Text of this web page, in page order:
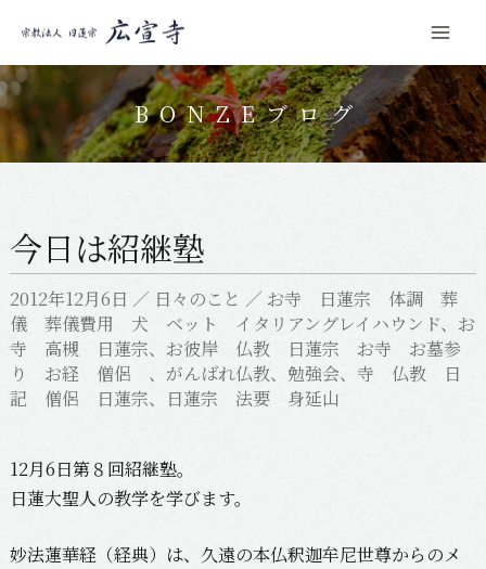
コ
ン
ン
ス
ッ
プ
BONZEブログ
今日は紹継塾
2012年12月6日 ／ 日々のこと ／ お寺 日蓮宗 体調 葬
儀 葬儀費用 犬 ベット イタリアングレイハウンド、 お
寺 高槻 日蓮宗、 お彼岸 仏教 日蓮宗 お寺 お墓参
り お経 僧侶 、 がんばれ仏教、 勉強会、 寺 仏教 日
記 僧侶 日蓮宗、 日蓮宗 法要 身延山
12月6日第８回紹継塾。
日蓮大聖人の教学を学びます。
妙法蓮華経（経典）は、久遠の本仏釈迦牟尼世尊からのメ